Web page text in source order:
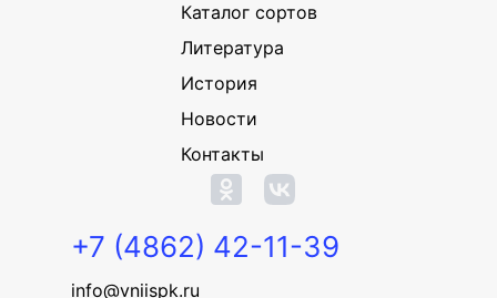
Каталог сортов
Литература
История
Новости
Контакты
+7 (4862) 42-11-39
info@vniispk.ru